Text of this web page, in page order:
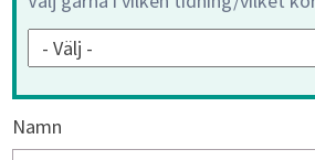
Namn